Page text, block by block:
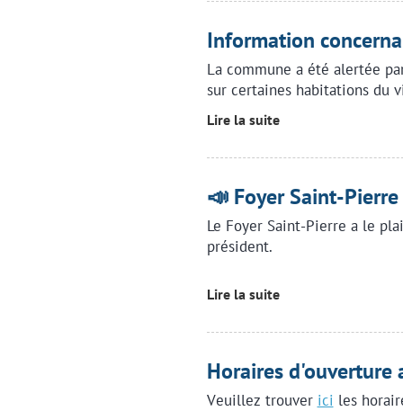
Information
La commune a été alertée
sur certaines habitations du
Lire la suite
📣 Foyer Saint-
Le Foyer Saint-Pierre a le
président.
Lire la suite
Horaires d'ouverture
Veuillez trouver ici les